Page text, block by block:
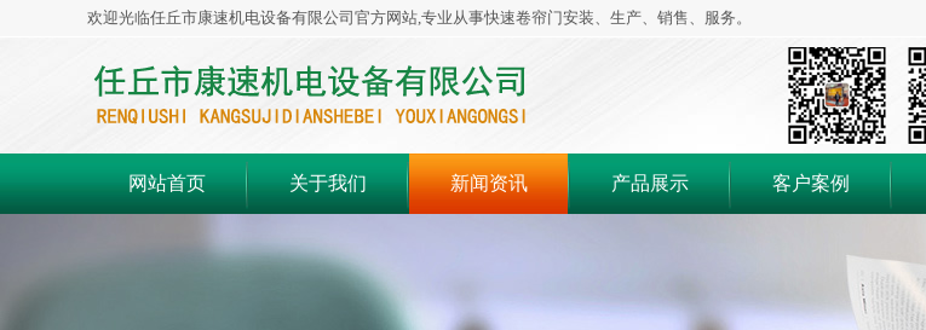
欢迎光临任丘市康速机电设备有限公司官方网站,专业从事快速卷帘门安装、生产、销售、服务。
网站首页 关于我们 新闻资讯 产品展示 客户案例